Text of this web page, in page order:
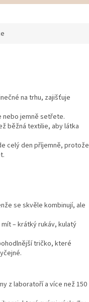
na trhu, zajišťuje
nebo jemně setřete.
běžná textilie, aby látka
celý den příjemně, protože
se skvěle kombinují, ale
– krátký rukáv, kulatý
tričko, které
z laboratoří a více než 150